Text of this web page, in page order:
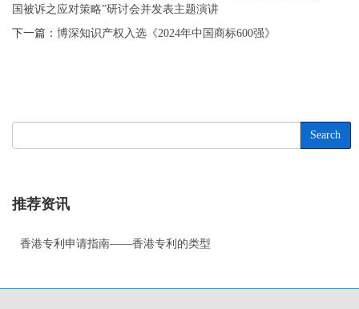
国被诉之应对策略”研讨会并发表主题演讲
下一篇： 博深知识产权入选《2024年中国商标600强》
Search
推荐资讯
香港专利申请指南——香港专利的类型